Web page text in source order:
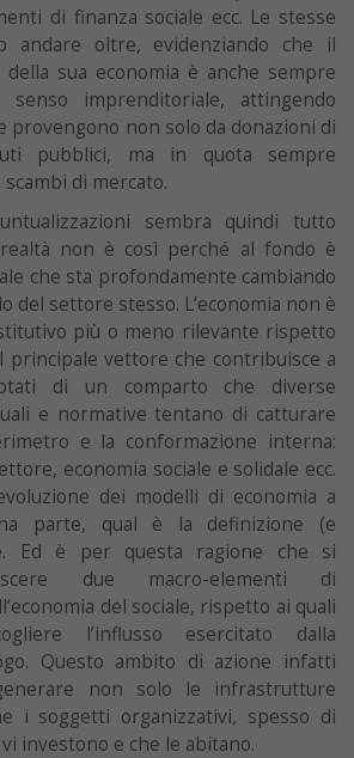
di finanza sociale ecc. Le stesse
andare oltre, evidenziando che il
sua economia è anche sempre
imprenditoriale, attingendo
provengono non solo da donazioni di
pubblici, ma in quota sempre
di mercato.
sembra quindi tutto
non è così perché al fondo è
che sta profondamente cambiando
del settore stesso. L’economia non è
più o meno rilevante rispetto
principale vettore che contribuisce a
di un comparto che diverse
e normative tentano di catturare
e la conformazione interna:
economia sociale e solidale ecc.
dei modelli di economia a
parte, qual è la definizione (e
Ed è per questa ragione che si
due macro-elementi di
del sociale, rispetto ai quali
l’influsso esercitato dalla
Questo ambito di azione infatti
non solo le infrastrutture
i soggetti organizzativi, spesso di
investono e che le abitano.